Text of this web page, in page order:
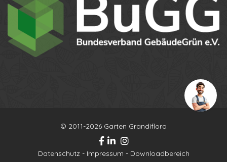
© 2011-2026 Garten Grandiflora
Datenschutz - Impressum - Downloadbereich
Datenschutzbestimmungen Anton